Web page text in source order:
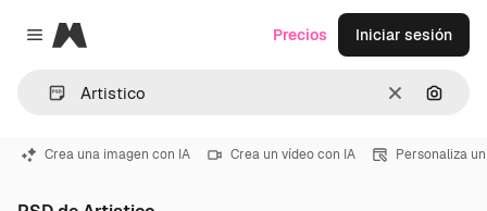
Close menu
Magnific
Borrar
Precios Iniciar sesión
Crea una imagen con IA Crea un vídeo con IA Personaliza